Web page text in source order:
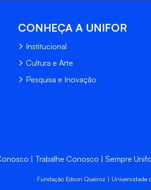
CONHEÇA A UNIFOR
Institucional
Cultura e Arte
Pesquisa e Inovação
Trabalhe Conosco Sempre
Fundação Edson Queiroz | Universidade